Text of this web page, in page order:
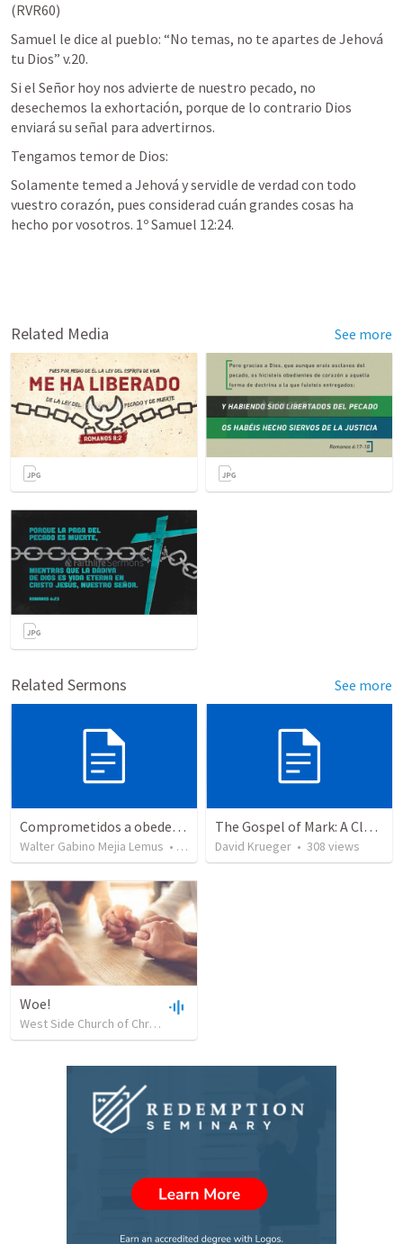
(RVR60)
Samuel le dice al pueblo: “No temas, no te apartes de Jehová
tu Dios” v.20.
Si el Señor hoy nos advierte de nuestro pecado, no
desechemos la exhortación, porque de lo contrario Dios
enviará su señal para advertirnos.
Tengamos temor de Dios:
Solamente temed a Jehová y servidle de verdad con todo
vuestro corazón, pues considerad cuán grandes cosas ha
hecho por vosotros. 1º Samuel 12:24.
Related Media See more
Related Sermons See more
Comprometidos a obedecer disfrutaremos la victoria de Cristo sobre nuestros enemigos.
Walter Gabino Mejia Lemus • 43 views
The Gospel of Mark: A Cluttered Heart
David Krueger • 308 views
Woe!
West Side Church of Christ